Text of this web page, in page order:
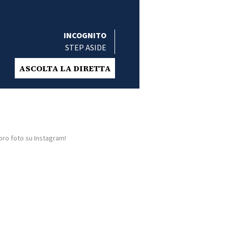
INCOGNITO
STEP ASIDE
ASCOLTA LA DIRETTA
foto su Instagram!